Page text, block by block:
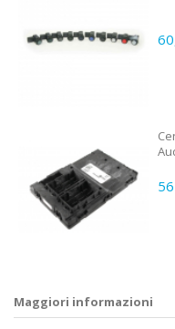
Maggiori informazioni